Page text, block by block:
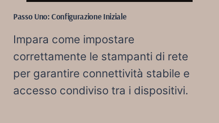
Passo Uno: Configurazione Iniziale
Impara come impostare
correttamente le stampanti di rete
per garantire connettività stabile e
accesso condiviso tra i dispositivi.